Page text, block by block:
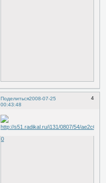
Поделиться 4
2008-07-25
00:43:48
0